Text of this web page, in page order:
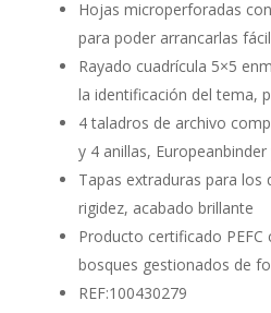
Hojas microperforadas
para poder arrancarlas
Rayado cuadrícula 5×5
la identificación del tema,
4 taladros de archivo
y 4 anillas,
Tapas extraduras para los
rigidez, acabado brillante
Producto certificado
bosques gestionados de
REF:100430279